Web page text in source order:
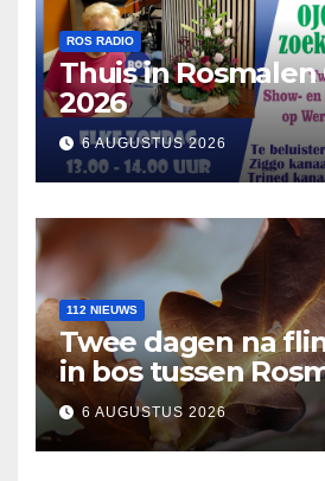
ROS RADIO
Thuis in Rosmalen
2026
6 AUGUSTUS 2026
112 NIEUWS
Twee dagen na
in bos tussen
Nuland
6 AUGUSTUS 2026